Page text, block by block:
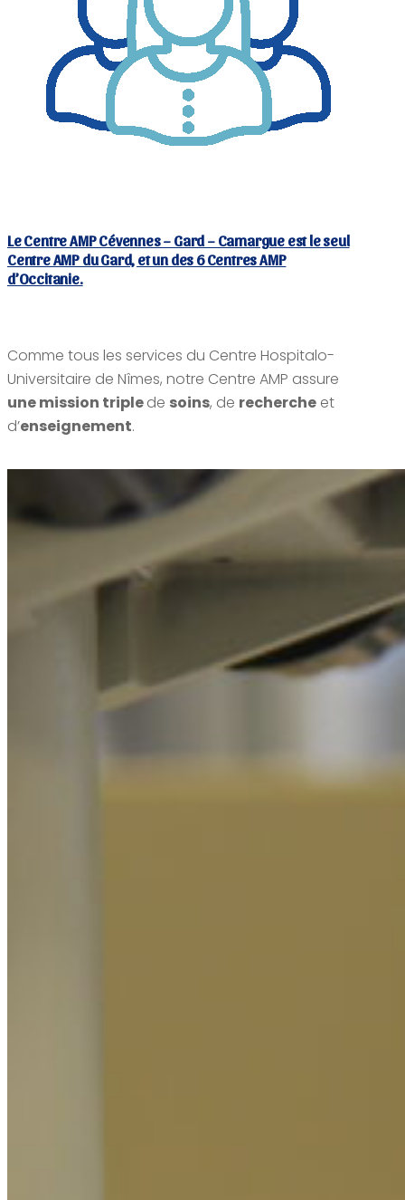
Le Centre AMP Cévennes – Gard – Camargue est le seul
Centre AMP du Gard, et un des 6 Centres AMP
d’Occitanie.
Comme tous les services du Centre Hospitalo-
Universitaire de Nîmes, notre Centre AMP assure
une mission triplede soins, de recherche et
d’enseignement.